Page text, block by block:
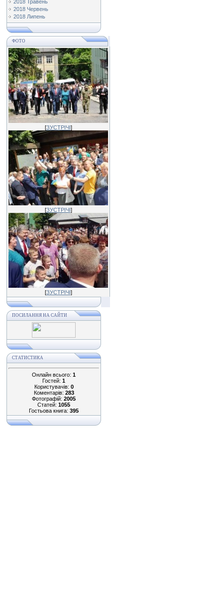
2018 Травень
2018 Червень
2018 Липень
ФОТО
[ЗУСТРІЧІ]
[ЗУСТРІЧІ]
[ЗУСТРІЧІ]
ПОСИЛАННЯ НА САЙТИ
СТАТИСТИКА
Онлайн всього: 1
Гостей: 1
Користувачів: 0
Коментарів: 283
Фотографій: 2005
Статей: 1055
Гостьова книга: 395